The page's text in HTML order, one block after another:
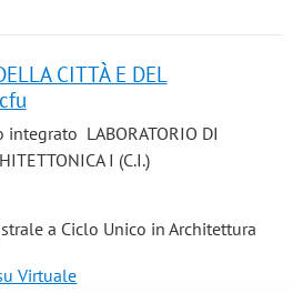
CITTÀ E DEL
LABORATORIO DI
I (C.I.)
a Ciclo Unico in Architettura
Virtuale